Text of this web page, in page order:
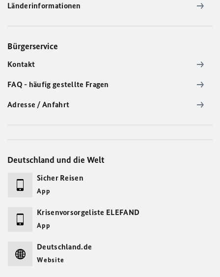
Länderinformationen
Bürgerservice
Kontakt
FAQ - häufig gestellte Fragen
Adresse / Anfahrt
Deutschland und die Welt
Sicher Reisen
App
Krisenvorsorgeliste ELEFAND
App
Deutschland.de
Website